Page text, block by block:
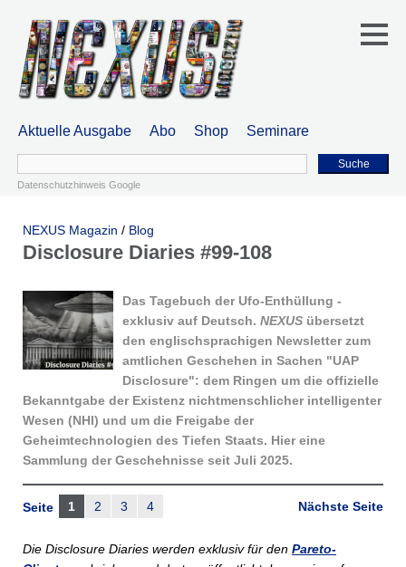
Aktuelle Ausgabe Abo Shop Seminare
Suche
Datenschutzhinweis Google
NEXUS Magazin / Blog
Disclosure Diaries #99-108
Das Tagebuch der Ufo-Enthüllung -
exklusiv auf Deutsch. NEXUS übersetzt
den englischsprachigen Newsletter zum
amtlichen Geschehen in Sachen "UAP
Disclosure": dem Ringen um die offizielle
Bekanntgabe der Existenz nichtmenschlicher intelligenter
Wesen (NHI) und um die Freigabe der
Geheimtechnologien des Tiefen Staats. Hier eine
Sammlung der Geschehnisse seit Juli 2025.
Nächste Seite
Seite 1 2 3 4
Die Disclosure Diaries werden exklusiv für den Pareto-